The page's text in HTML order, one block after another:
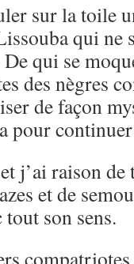
sur la toile
qui ne
qui se
des nègres
de façon
pour
j’ai raison
et de
son sens.